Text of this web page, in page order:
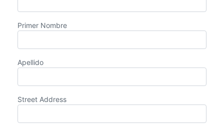
Primer Nombre
Apellido
Street Address